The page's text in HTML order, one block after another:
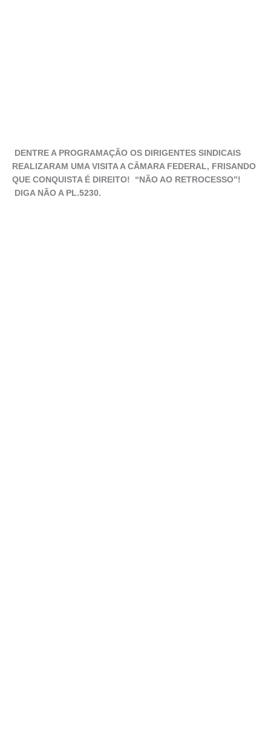
DENTRE A PROGRAMAÇÃO OS DIRIGENTES SINDICAIS
REALIZARAM UMA VISITA A CÂMARA FEDERAL, FRISANDO
QUE CONQUISTA É DIREITO! “NÃO AO RETROCESSO”!
DIGA NÃO A PL.5230.